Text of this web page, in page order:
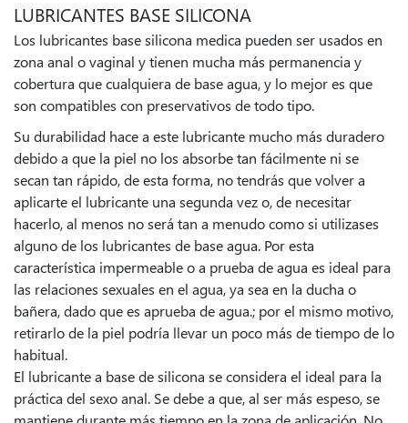
LUBRICANTES BASE SILICONA
Los lubricantes base silicona medica pueden ser usados en
zona anal o vaginal y tienen mucha más permanencia y
cobertura que cualquiera de base agua, y lo mejor es que
son compatibles con preservativos de todo tipo.
Su durabilidad hace a este lubricante mucho más duradero
debido a que la piel no los absorbe tan fácilmente ni se
secan tan rápido, de esta forma, no tendrás que volver a
aplicarte el lubricante una segunda vez o, de necesitar
hacerlo, al menos no será tan a menudo como si utilizases
alguno de los lubricantes de base agua. Por esta
característica impermeable o a prueba de agua es ideal para
las relaciones sexuales en el agua, ya sea en la ducha o
bañera, dado que es aprueba de agua.; por el mismo motivo,
retirarlo de la piel podría llevar un poco más de tiempo de lo
habitual.
El lubricante a base de silicona se considera el ideal para la
práctica del sexo anal. Se debe a que, al ser más espeso, se